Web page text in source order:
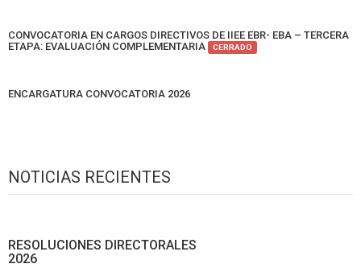
CONVOCATORIA EN CARGOS DIRECTIVOS DE IIEE EBR- EBA – TERCERA
ETAPA: EVALUACIÓN COMPLEMENTARIA
CERRADO
ENCARGATURA CONVOCATORIA 2026
NOTICIAS RECIENTES
RESOLUCIONES DIRECTORALES
2026